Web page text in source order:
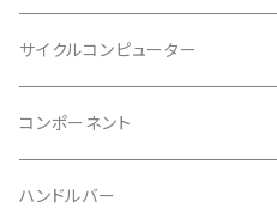
BBB/ビービービー
BELL/ベル
BIKEHAND/バイクハンド
グローブ
指切り
フルフィンガー
ソックス
シューズカバー
キッズ
グラベル
マウンテンバイク
フラットペダル用
インソール
サイクルコンピューター
ヘッドユニット
センサー
コンポーネント
カセットスプロケット
ハンドルバー